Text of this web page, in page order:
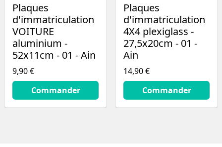
Plaques
d'immatriculation
VOITURE
aluminium -
52x11cm - 01 - Ain
9,90 €
9.9
Commander
Plaques
d'immatriculation
4X4 plexiglass -
27,5x20cm - 01 -
Ain
14,90 €
14.9
€Commander